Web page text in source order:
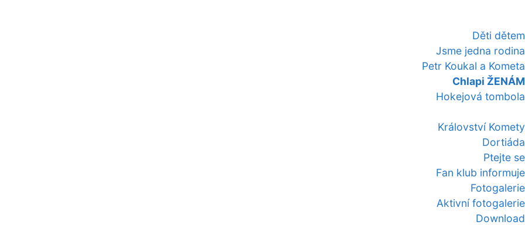
Děti dětem
Jsme jedna rodina
Petr Koukal a Kometa
Chlapi ŽENÁM
Hokejová tombola
Království Komety
Dortiáda
Ptejte se
Fan klub informuje
Fotogalerie
Aktivní fotogalerie
Download